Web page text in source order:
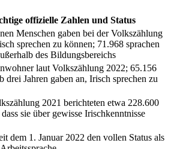
offizielle Zahlen und Status
Menschen gaben bei der Volkszählung
sprechen zu können; 71.968 sprachen
des Bildungsbereichs
laut Volkszählung 2022; 65.156
drei Jahren gaben an, Irisch sprechen zu
2021 berichteten etwa 228.600
sie über gewisse Irischkenntnisse
dem 1. Januar 2022 den vollen Status als